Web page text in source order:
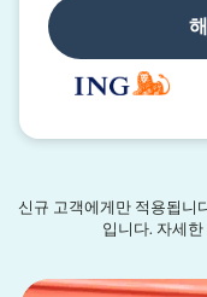
신규 고객에게만 적용됩니
입니다. 자세한